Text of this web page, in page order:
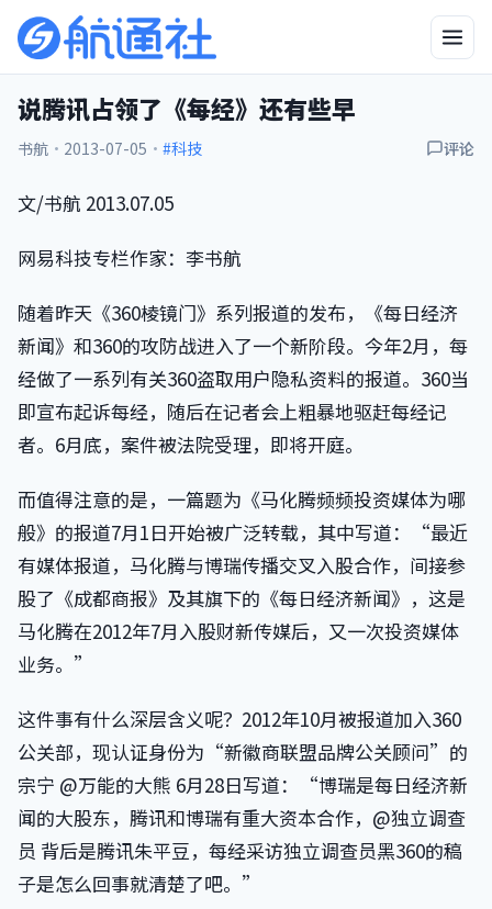
说腾讯占领了《每经》还有些早
书航 · 2013-07-05 · #科技 评论
文/书航 2013.07.05
网易科技专栏作家：李书航
随着昨天《360棱镜门》系列报道的发布，《每日经济
新闻》和360的攻防战进入了一个新阶段。今年2月，每
经做了一系列有关360盗取用户隐私资料的报道。360当
即宣布起诉每经，随后在记者会上粗暴地驱赶每经记
者。6月底，案件被法院受理，即将开庭。
而值得注意的是，一篇题为《马化腾频频投资媒体为哪
般》的报道7月1日开始被广泛转载，其中写道：“最近
有媒体报道，马化腾与博瑞传播交叉入股合作，间接参
股了《成都商报》及其旗下的《每日经济新闻》，这是
马化腾在2012年7月入股财新传媒后，又一次投资媒体
业务。”
这件事有什么深层含义呢？2012年10月被报道加入360
公关部，现认证身份为“新徽商联盟品牌公关顾问”的
宗宁 @万能的大熊 6月28日写道：“博瑞是每日经济新
闻的大股东，腾讯和博瑞有重大资本合作，@独立调查
员 背后是腾讯朱平豆，每经采访独立调查员黑360的稿
子是怎么回事就清楚了吧。”